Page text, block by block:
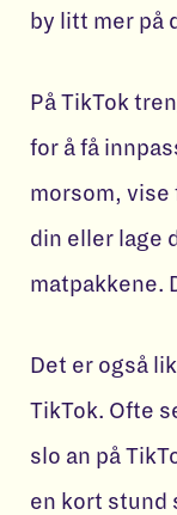
by litt mer på
På TikTok
for å få
morsom, vise
din eller lage
matpakkene.
Det er også
TikTok. Ofte
slo an på
en kort stund